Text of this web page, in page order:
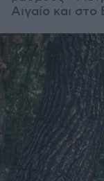
Αιγαίο και στο